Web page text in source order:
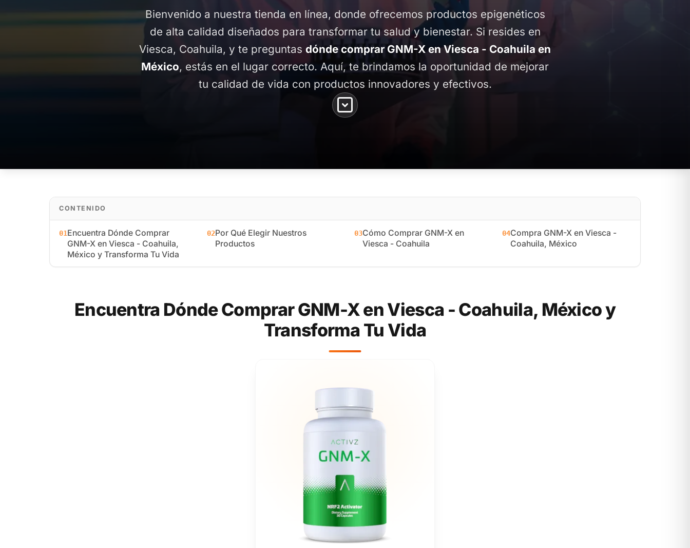
Bienvenido a nuestra tienda en línea, donde ofrecemos productos epigenéticos
de alta calidad diseñados para transformar tu salud y bienestar. Si resides en
Viesca, Coahuila, y te preguntas dónde comprar GNM-X en Viesca - Coahuila en
México, estás en el lugar correcto. Aquí, te brindamos la oportunidad de mejorar
tu calidad de vida con productos innovadores y efectivos.
CONTENIDO
01Encuentra Dónde Comprar
GNM-X en Viesca - Coahuila,
México y Transforma Tu Vida
02Por Qué Elegir Nuestros
Productos
03Cómo Comprar GNM-X en
Viesca - Coahuila
04Compra GNM-X en Viesca -
Coahuila, México
Encuentra Dónde Comprar GNM-X en Viesca - Coahuila, México y
Transforma Tu Vida